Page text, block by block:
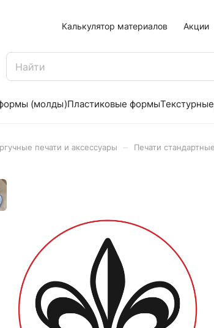
Калькулятор материалов Акции
(молды)Пластиковые формы
печати и аксессуары Печати стандартные